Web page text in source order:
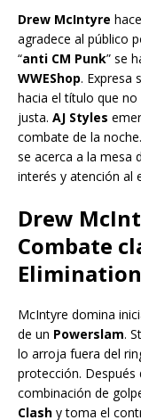
Drew McIntyre
agradece al público
“anti CM Punk” se
WWEShop. Expresa
hacia el título que
justa. AJ Styles
combate de la
se acerca a la mesa
interés y atención al
Drew
Combate
McIntyre domina
de un Powerslam.
lo arroja fuera del
protección. Después
combinación de
Clash y toma el